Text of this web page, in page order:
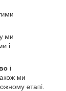
ми
і
і
ми
етапі.